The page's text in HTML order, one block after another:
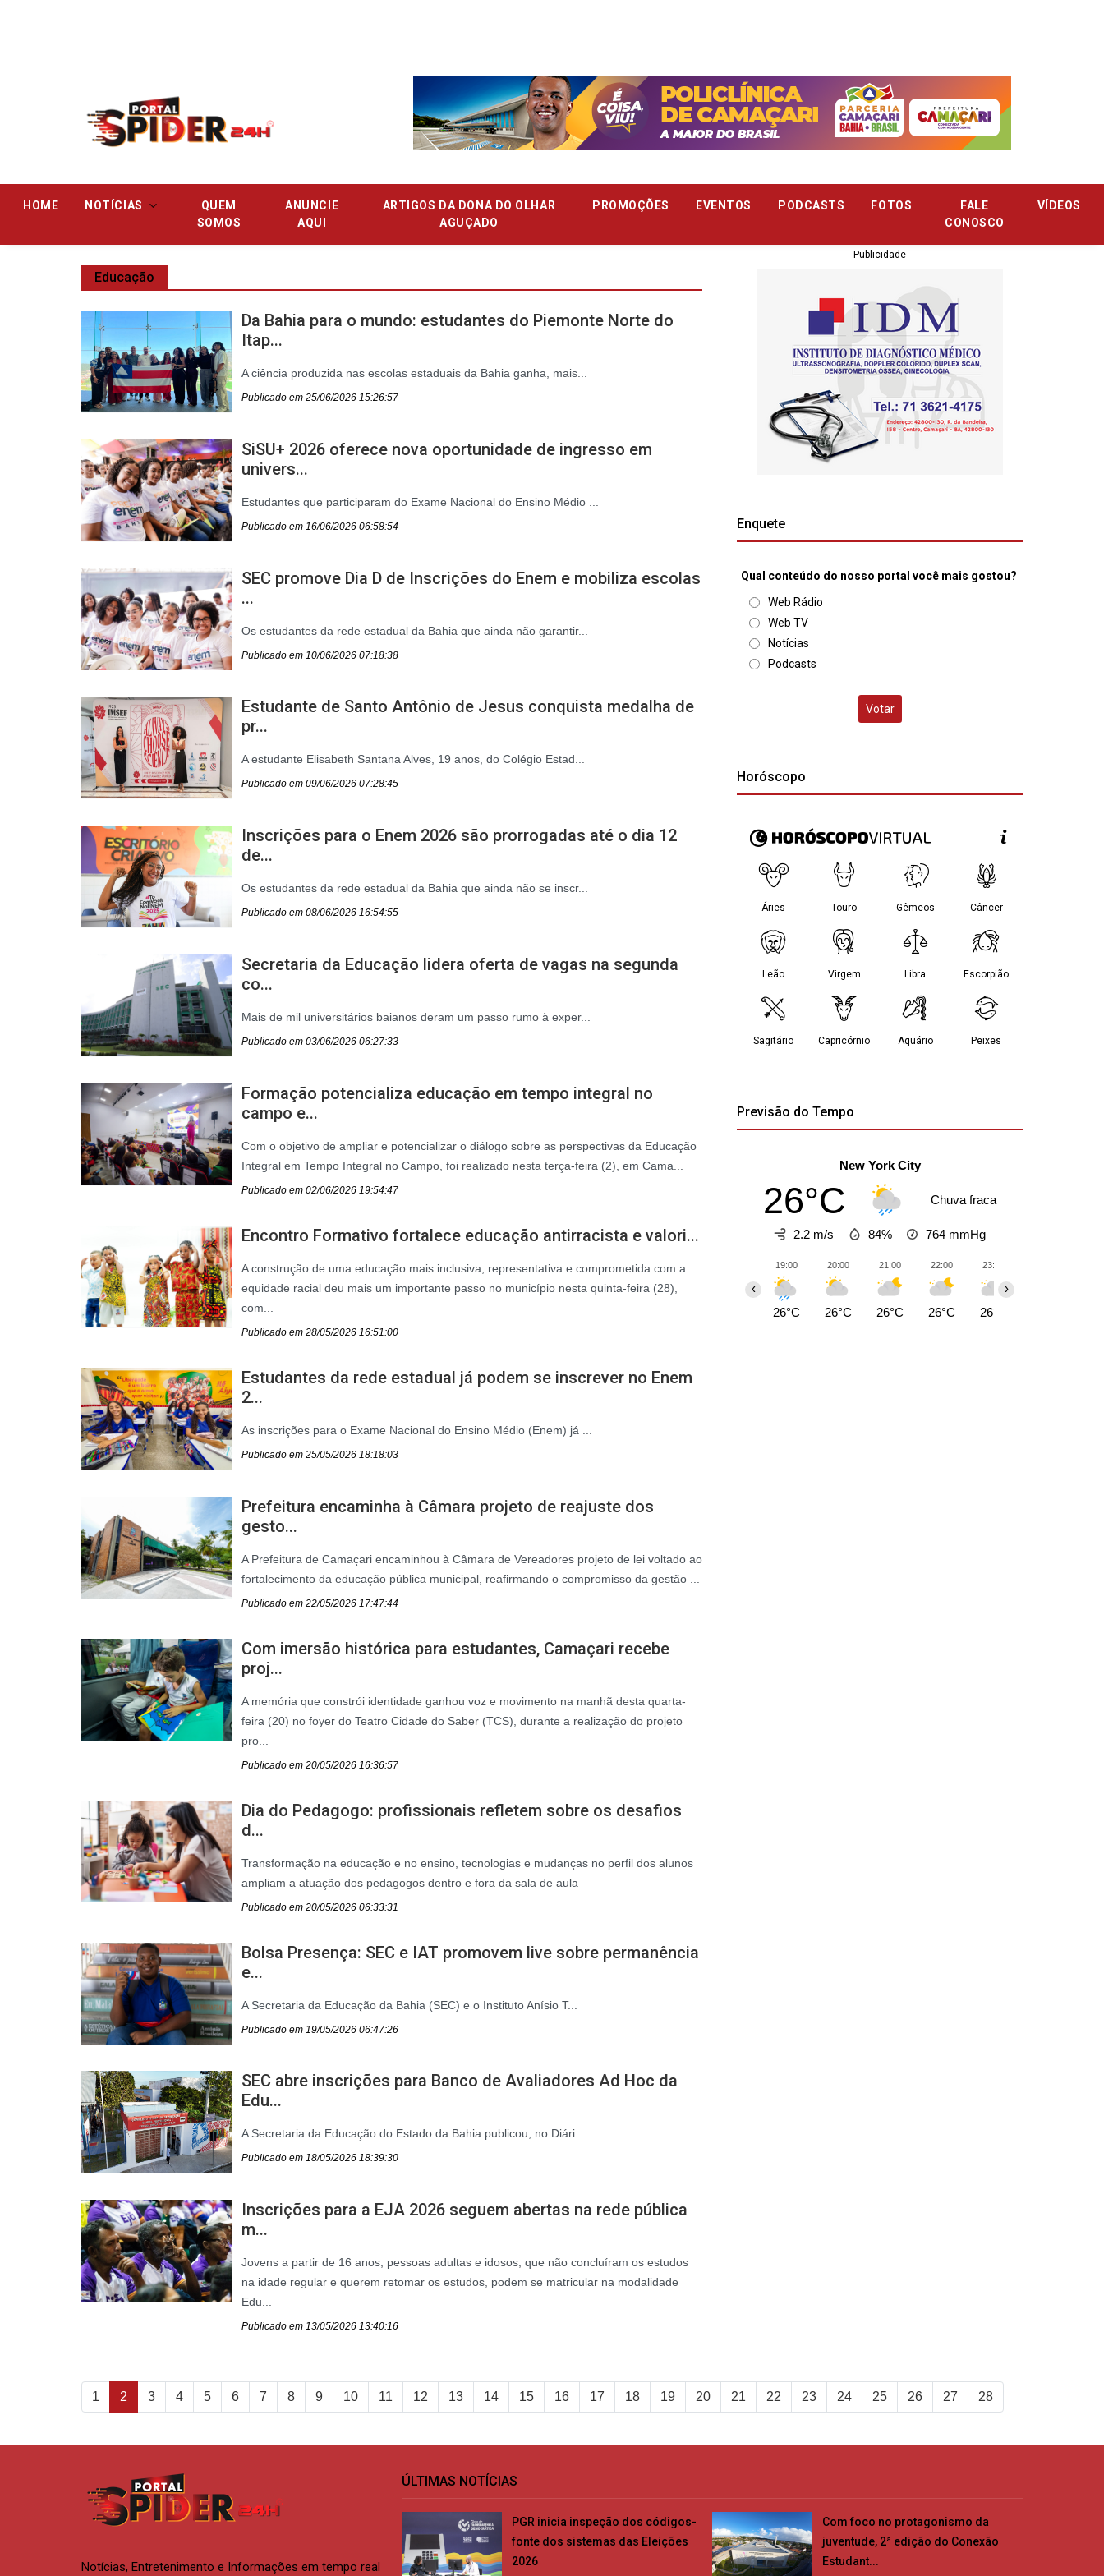
HOME NOTÍCIAS
QUEM
SOMOS
ANUNCIE
AQUI
ARTIGOS DA DONA DO OLHAR
AGUÇADO
PROMOÇÕES EVENTOS PODCASTS FOTOS
FALE
CONOSCO
VÍDEOS
Educação
Da Bahia para o mundo: estudantes do Piemonte Norte do
Itap...
A ciência produzida nas escolas estaduais da Bahia ganha, mais...
Publicado em 25/06/2026 15:26:57
SiSU+ 2026 oferece nova oportunidade de ingresso em
univers...
Estudantes que participaram do Exame Nacional do Ensino Médio ...
Publicado em 16/06/2026 06:58:54
SEC promove Dia D de Inscrições do Enem e mobiliza escolas
...
Os estudantes da rede estadual da Bahia que ainda não garantir...
Publicado em 10/06/2026 07:18:38
Estudante de Santo Antônio de Jesus conquista medalha de
pr...
A estudante Elisabeth Santana Alves, 19 anos, do Colégio Estad...
Publicado em 09/06/2026 07:28:45
Inscrições para o Enem 2026 são prorrogadas até o dia 12
de...
Os estudantes da rede estadual da Bahia que ainda não se inscr...
Publicado em 08/06/2026 16:54:55
Secretaria da Educação lidera oferta de vagas na segunda
co...
Mais de mil universitários baianos deram um passo rumo à exper...
Publicado em 03/06/2026 06:27:33
Formação potencializa educação em tempo integral no
campo e...
Com o objetivo de ampliar e potencializar o diálogo sobre as perspectivas da Educação
Integral em Tempo Integral no Campo, foi realizado nesta terça-feira (2), em Cama...
Publicado em 02/06/2026 19:54:47
Encontro Formativo fortalece educação antirracista e valori...
A construção de uma educação mais inclusiva, representativa e comprometida com a
equidade racial deu mais um importante passo no município nesta quinta-feira (28),
com...
Publicado em 28/05/2026 16:51:00
Estudantes da rede estadual já podem se inscrever no Enem
2...
As inscrições para o Exame Nacional do Ensino Médio (Enem) já ...
Publicado em 25/05/2026 18:18:03
Prefeitura encaminha à Câmara projeto de reajuste dos
gesto...
A Prefeitura de Camaçari encaminhou à Câmara de Vereadores projeto de lei voltado ao
fortalecimento da educação pública municipal, reafirmando o compromisso da gestão ...
Publicado em 22/05/2026 17:47:44
Com imersão histórica para estudantes, Camaçari recebe
proj...
A memória que constrói identidade ganhou voz e movimento na manhã desta quarta-
feira (20) no foyer do Teatro Cidade do Saber (TCS), durante a realização do projeto
pro...
Publicado em 20/05/2026 16:36:57
Dia do Pedagogo: profissionais refletem sobre os desafios
d...
Transformação na educação e no ensino, tecnologias e mudanças no perfil dos alunos
ampliam a atuação dos pedagogos dentro e fora da sala de aula
Publicado em 20/05/2026 06:33:31
Bolsa Presença: SEC e IAT promovem live sobre permanência
e...
A Secretaria da Educação da Bahia (SEC) e o Instituto Anísio T...
Publicado em 19/05/2026 06:47:26
SEC abre inscrições para Banco de Avaliadores Ad Hoc da
Edu...
A Secretaria da Educação do Estado da Bahia publicou, no Diári...
Publicado em 18/05/2026 18:39:30
Inscrições para a EJA 2026 seguem abertas na rede pública
m...
Jovens a partir de 16 anos, pessoas adultas e idosos, que não concluíram os estudos
na idade regular e querem retomar os estudos, podem se matricular na modalidade
Edu...
Publicado em 13/05/2026 13:40:16
1 2 3 4 5 6 7 8 9 10 11 12 13 14 15 16 17 18 19 20 21 22 23 24 25 26 27 28
- Publicidade -
Enquete
Qual conteúdo do nosso portal você mais gostou?
Web Rádio
Web TV
Notícias
Podcasts
Votar
Horóscopo
Previsão do Tempo
New York City
26°C Chuva fraca
2.2 m/s 84% 764 mmHg
19:00
26°C
20:00
26°C
21:00
26°C
22:00
26°C
23:00
26°C
‹ ›
Notícias, Entretenimento e Informações em tempo real
ÚLTIMAS NOTÍCIAS
PGR inicia inspeção dos códigos-
fonte dos sistemas das Eleições
2026
Com foco no protagonismo da
juventude, 2ª edição do Conexão
Estudant...